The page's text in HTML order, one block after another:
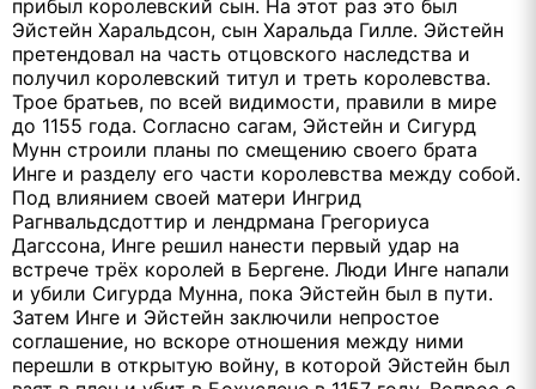
прибыл королевский сын. На этот раз это был
Эйстейн Харальдсон, сын Харальда Гилле. Эйстейн
претендовал на часть отцовского наследства и
получил королевский титул и треть королевства.
Трое братьев, по всей видимости, правили в мире
до 1155 года. Согласно сагам, Эйстейн и Сигурд
Мунн строили планы по смещению своего брата
Инге и разделу его части королевства между собой.
Под влиянием своей матери Ингрид
Рагнвальдсдоттир и лендрмана Грегориуса
Дагссона, Инге решил нанести первый удар на
встрече трёх королей в Бергене. Люди Инге напали
и убили Сигурда Мунна, пока Эйстейн был в пути.
Затем Инге и Эйстейн заключили непростое
соглашение, но вскоре отношения между ними
перешли в открытую войну, в которой Эйстейн был